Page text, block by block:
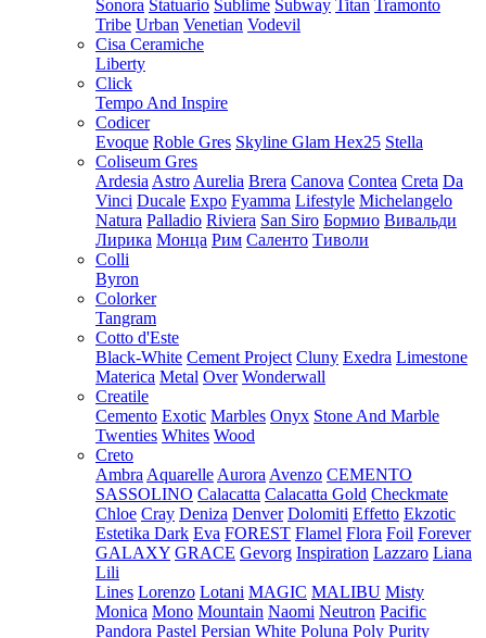
Sonora Statuario Sublime Subway Titan Tramonto
Tribe Urban Venetian Vodevil
Cisa Ceramiche
Liberty
Click
Tempo And Inspire
Codicer
Evoque Roble Gres Skyline Glam Hex25 Stella
Coliseum Gres
Ardesia Astro Aurelia Brera Canova Contea Creta Da
Vinci Ducale Expo Fyamma Lifestyle Michelangelo
Natura Palladio Riviera San Siro Бормио Вивальди
Лирика Монца Рим Саленто Тиволи
Colli
Byron
Colorker
Tangram
Cotto d'Este
Black-White Cement Project Cluny Exedra Limestone
Materica Metal Over Wonderwall
Creatile
Cemento Exotic Marbles Onyx Stone And Marble
Twenties Whites Wood
Creto
Ambra Aquarelle Aurora Avenzo CEMENTO
SASSOLINO Calacatta Calacatta Gold Checkmate
Chloe Cray Deniza Denver Dolomiti Effetto Ekzotic
Estetika Dark Eva FOREST Flamel Flora Foil Forever
GALAXY GRACE Gevorg Inspiration Lazzaro Liana
Lili
Lines Lorenzo Lotani MAGIC MALIBU Misty
Monica Mono Mountain Naomi Neutron Pacific
Pandora Pastel Persian White Poluna Poly Purity